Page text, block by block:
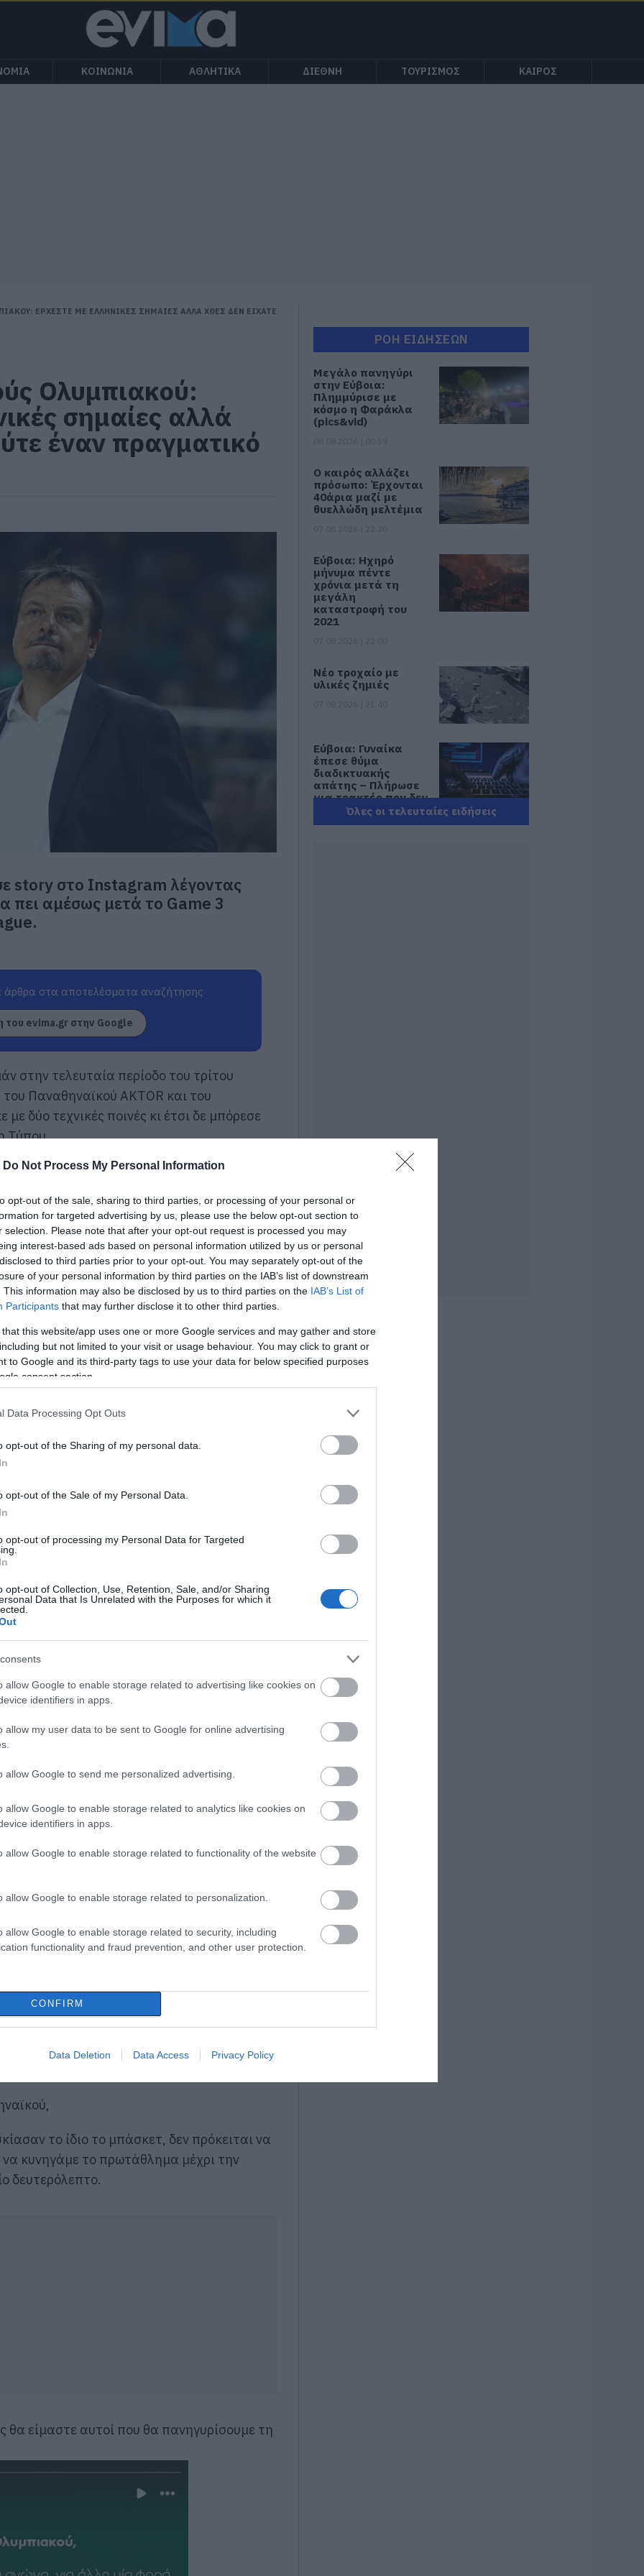
Do Not Process My Personal Information
opt-out of the sale, sharing to third parties, or processing of your personal or
for targeted advertising by us, please use the below opt-out section to
selection. Please note that after your opt-out request is processed you may
interest-based ads based on personal information utilized by us or personal
to third parties prior to your opt-out. You may separately opt-out of the
of your personal information by third parties on the IAB’s list of downstream
This information may also be disclosed by us to third parties on the IAB’s List of
Participants that may further disclose it to other third parties.
that this website/app uses one or more Google services and may gather and store
but not limited to your visit or usage behaviour. You may click to grant or
to Google and its third-party tags to use your data for below specified purposes
consent section.
Data Processing Opt Outs
opt-out of the Sharing of my personal data.
opt-out of the Sale of my Personal Data.
opt-out of processing my Personal Data for Targeted
opt-out of Collection, Use, Retention, Sale, and/or Sharing
Data that Is Unrelated with the Purposes for which it
allow Google to enable storage related to advertising like cookies on
identifiers in apps.
allow my user data to be sent to Google for online advertising
allow Google to send me personalized advertising.
allow Google to enable storage related to analytics like cookies on
identifiers in apps.
allow Google to enable storage related to functionality of the website
allow Google to enable storage related to personalization.
allow Google to enable storage related to security, including
functionality and fraud prevention, and other user protection.
CONFIRM
Data Deletion Data Access Privacy Policy
ΚΟΙΝΩΝΙΑ ΑΘΛΗΤΙΚΑ ΔΙΕΘΝΗ ΤΟΥΡΙΣΜΟΣ ΚΑΙΡΟΣ
ΕΡΧΕΣΤΕ ΜΕ ΕΛΛΗΝΙΚΕΣ ΣΗΜΑΙΕΣ ΑΛΛΑ ΧΘΕΣ ΔΕΝ ΕΙΧΑΤΕ
Ολυμπιακού:
σημαίες αλλά
έναν πραγματικό
story στο Instagram λέγοντας
πει αμέσως μετά το Game 3
στα αποτελέσματα αναζήτησης
του evima.gr στην Google
στην τελευταία περίοδο του τρίτου
Παναθηναϊκού AKTOR και του
δύο τεχνικές ποινές κι έτσι δε μπόρεσε
Τύπου.
μέσω Instagram story στον
αναφέρεται στα υβριστικά συνθήματα
Έλληνες του Ολυμπιακού, ενώ
AKTOR ως το τέλος.
για άλλη μία φορά φωνάζατε υβριστικά
της Τουρκίας. Θέλω να γνωρίζετε ότι
Θέλω επίσης να γνωρίζετε ότι τρέφω
την Ελλάδα και τον ελληνικό λαό, τον
στους αγώνες κρατώντας σημαίες και το
να σας υπενθυμίσω ένα γεγονός: χθες,
η ομάδα σας δεν κατάφερε
διεθνή παίκτη της Εθνικής Ελλάδας.
που δείχνει η ομάδα μου κάτω από
να υπογραμμίσω για ακόμη μία φορά τη
της Εθνικής Ελλάδας που
χθες και συνεχίζουν να προσφέρουν
το ίδιο το μπάσκετ, δεν πρόκειται να
κυνηγάμε το πρωτάθλημα μέχρι την
δευτερόλεπτο.
θα είμαστε αυτοί που θα πανηγυρίσουμε τη
ΡΟΗ ΕΙΔΗΣΕΩΝ
Μεγάλο πανηγύρι
στην Εύβοια:
Πλημμύρισε με
κόσμο η Φαράκλα
(pics&vid)
Ο καιρός αλλάζει
πρόσωπο: Έρχονται
40άρια μαζί με
θυελλώδη μελτέμια
Εύβοια: Ηχηρό
μήνυμα πέντε
χρόνια μετά τη
μεγάλη
καταστροφή του
2021
Νέο τροχαίο με
υλικές ζημιές
Εύβοια: Γυναίκα
έπεσε θύμα
διαδικτυακής
απάτης – Πλήρωσε
για τρακτέρ που δεν
παρέλαβε
Δείτε τι έκανε
Μητέρα και γιος οι
σύγκρουση
αυτοκινήτου με
φορτηγό
07.08.2026 | 19:40
στην Εύβοια: Το
τελευταίο «αντίο»
στον 36χρονο
επιχειρηματία
Νέο επίδομα 600
σπουδαστές: Οι
δικαιούχοι
Αυτός ο δήμος της
ανεμογεννήτριες
07.08.2026 | 18:40
Τραγική κατάληξη
είχε η θαλάσσια
εκδρομή για
07.08.2026 | 18:20
Βαρύ πένθος για τον
εκπαιδευτικό από
την Εύβοια που
07.08.2026 | 18:00
Όλες οι τελευταίες ειδήσεις